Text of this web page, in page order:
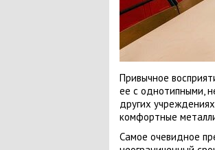
Привычное
ее с однотипными,
других
комфортные
Самое очевидное